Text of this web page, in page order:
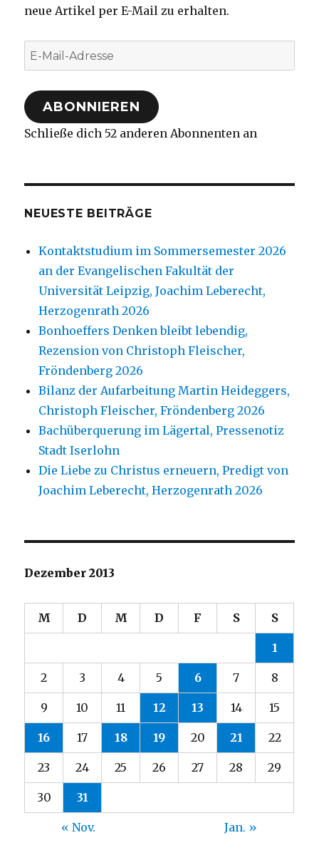
neue Artikel per E-Mail zu erhalten.
E-
Mail-
Adresse
ABONNIEREN
Schließe dich 52 anderen Abonnenten an
NEUESTE BEITRÄGE
Kontaktstudium im Sommersemester 2026
an der Evangelischen Fakultät der
Universität Leipzig, Joachim Leberecht,
Herzogenrath 2026
Bonhoeffers Denken bleibt lebendig,
Rezension von Christoph Fleischer,
Fröndenberg 2026
Bilanz der Aufarbeitung Martin Heideggers,
Christoph Fleischer, Fröndenberg 2026
Bachüberquerung im Lägertal, Pressenotiz
Stadt Iserlohn
Die Liebe zu Christus erneuern, Predigt von
Joachim Leberecht, Herzogenrath 2026
Dezember 2013
M D M D F S S
1
2 3 4 5 6 7 8
9 10 11 12 13 14 15
16 17 18 19 20 21 22
23 24 25 26 27 28 29
30 31
« Nov. Jan. »